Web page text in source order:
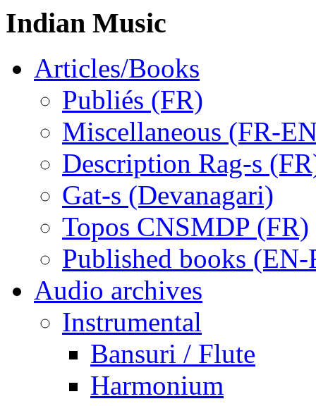
Indian Music
Articles/Books
Publiés (FR)
Miscellaneous (FR-
Description Rag-s
Gat-s (Devanagari)
Topos CNSMDP (FR)
Published books (EN-
Audio archives
Instrumental
Bansuri / Flute
Harmonium